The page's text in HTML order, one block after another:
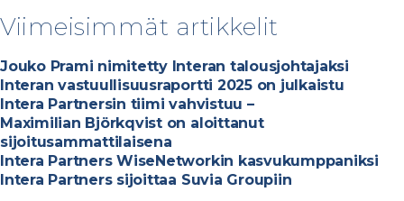
o
r
d
n
g
o
i
e
t
r
a
o
s
i
K
a
r
h
f
o
r
:
h
Viimeisimmät artikkelit
Jouko Prami nimitetty Interan talousjohtajaksi
Interan vastuullisuusraportti 2025 on julkaistu
Intera Partnersin tiimi vahvistuu –
Maximilian Björkqvist on aloittanut
sijoitusammattilaisena
Intera Partners WiseNetworkin kasvukumppaniksi
Intera Partners sijoittaa Suvia Groupiin